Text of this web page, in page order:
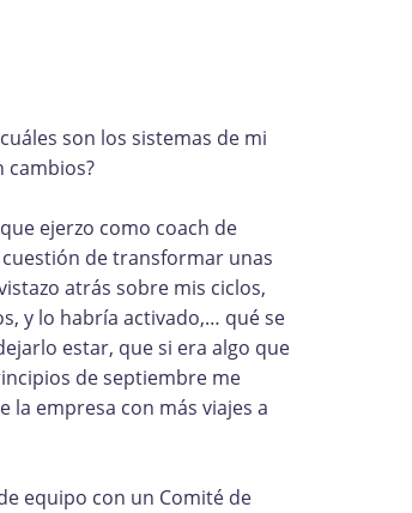
son los sistemas de mi
cambios?
ejerzo como coach de
de transformar unas
atrás sobre mis ciclos,
y lo habría activado,… qué se
estar, que si era algo que
de septiembre me
empresa con más viajes a
equipo con un Comité de